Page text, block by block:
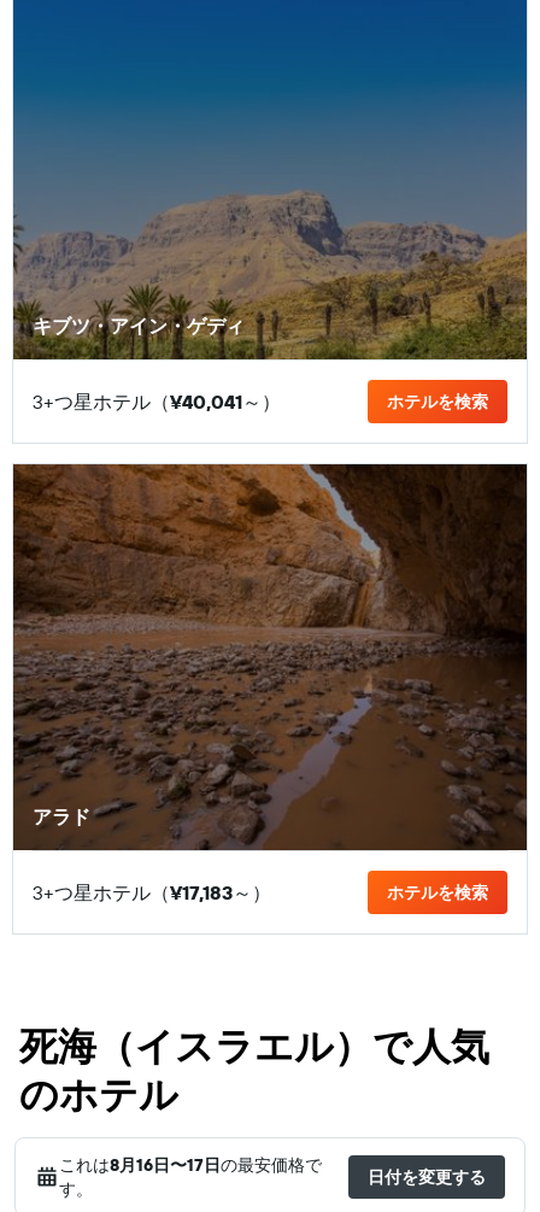
キブツ・アイン・ゲディ
3+つ星ホテル（¥40,041​～） ホテルを検索
アラド
3+つ星ホテル（¥17,183​～） ホテルを検索
死海（イスラエル）で人気
のホテル
これは8月16日​〜17日の最安価格で
す。
日付を変更する